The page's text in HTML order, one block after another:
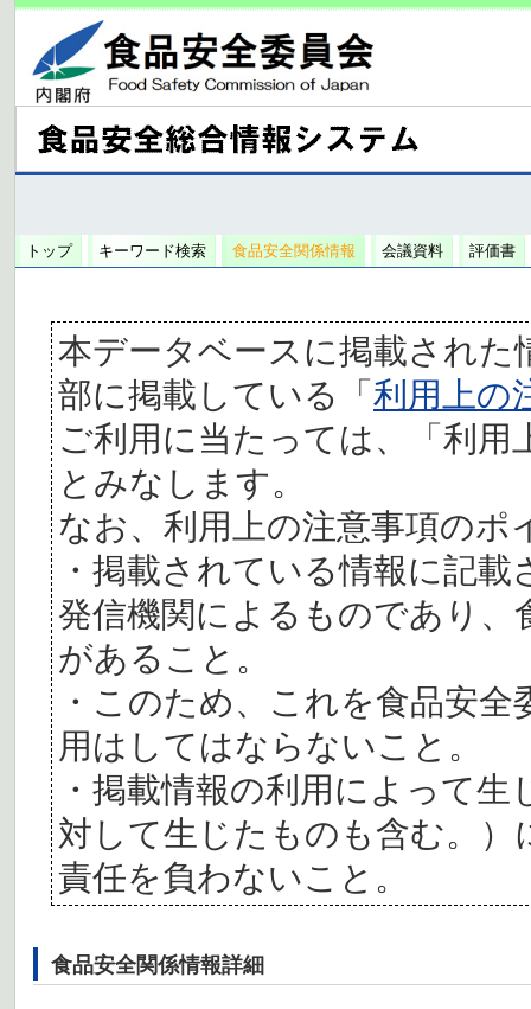
トップ キーワード検索 食品安全関係情報 会議資料 評価書
本データベースに掲載された
部に掲載している「利用上の
ご利用に当たっては、「利
とみなします。
なお、利用上の注意事項の
・掲載されている情報に記
発信機関によるものであり、
があること。
・このため、これを食品安
用はしてはならないこと。
・掲載情報の利用によって
対して生じたものも含む。
責任を負わないこと。
食品安全関係情報詳細